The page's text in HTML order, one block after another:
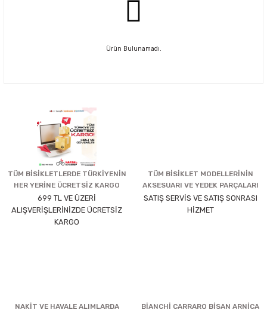
Ürün Bulunamadı.
TÜM BİSİKLETLERDE TÜRKİYENİN
HER YERİNE ÜCRETSİZ KARGO
699 TL VE ÜZERİ
ALIŞVERİŞLERİNİZDE ÜCRETSİZ
KARGO
TÜM BİSİKLET MODELLERİNİN
AKSESUARI VE YEDEK PARÇALARI
SATIŞ SERVİS VE SATIŞ SONRASI
HİZMET
NAKİT VE HAVALE ALIMLARDA
BİANCHİ CARRARO BİSAN ARNİCA